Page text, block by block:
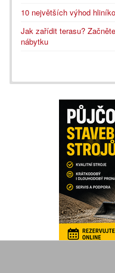
10 největších výhod
Jak zařídit terasu?
nábytku